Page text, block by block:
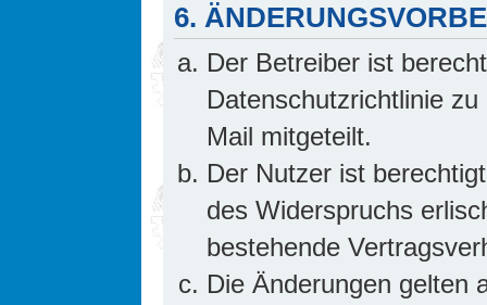
6.
Der Betreiber ist
Datenschutzrichtlinie
Mail mitgeteilt.
Der Nutzer ist
des Widerspruchs
bestehende
Die Änderungen gelten